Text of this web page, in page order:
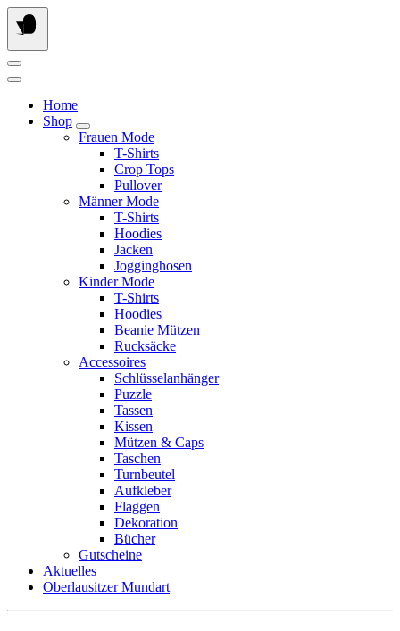
Springe
zum
Inhalt
Home
Shop
Frauen Mode
T-Shirts
Crop Tops
Pullover
Männer Mode
T-Shirts
Hoodies
Jacken
Jogginghosen
Kinder Mode
T-Shirts
Hoodies
Beanie Mützen
Rucksäcke
Accessoires
Schlüsselanhänger
Puzzle
Tassen
Kissen
Mützen & Caps
Taschen
Turnbeutel
Aufkleber
Flaggen
Dekoration
Bücher
Gutscheine
Aktuelles
Oberlausitzer Mundart